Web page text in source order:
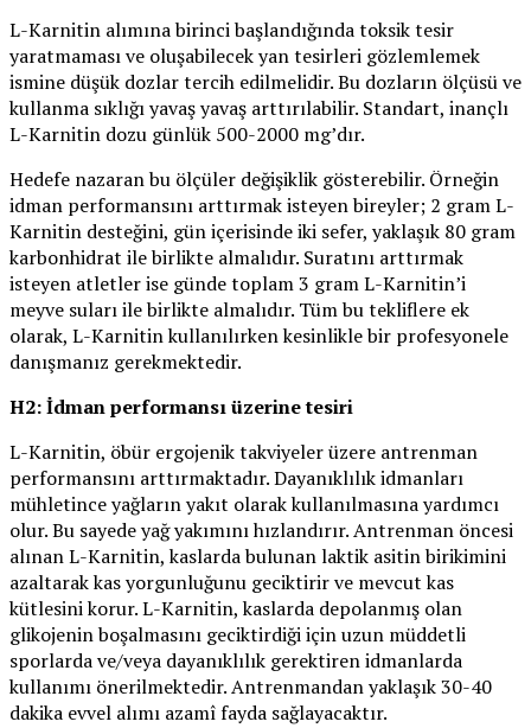
L-Karnitin alımına birinci başlandığında toksik tesir
yaratmaması ve oluşabilecek yan tesirleri gözlemlemek
ismine düşük dozlar tercih edilmelidir. Bu dozların ölçüsü ve
kullanma sıklığı yavaş yavaş arttırılabilir. Standart, inançlı
L-Karnitin dozu günlük 500-2000 mg’dır.
Hedefe nazaran bu ölçüler değişiklik gösterebilir. Örneğin
idman performansını arttırmak isteyen bireyler; 2 gram L-
Karnitin desteğini, gün içerisinde iki sefer, yaklaşık 80 gram
karbonhidrat ile birlikte almalıdır. Suratını arttırmak
isteyen atletler ise günde toplam 3 gram L-Karnitin’i
meyve suları ile birlikte almalıdır. Tüm bu tekliflere ek
olarak, L-Karnitin kullanılırken kesinlikle bir profesyonele
danışmanız gerekmektedir.
H2: İdman performansı üzerine tesiri
L-Karnitin, öbür ergojenik takviyeler üzere antrenman
performansını arttırmaktadır. Dayanıklılık idmanları
mühletince yağların yakıt olarak kullanılmasına yardımcı
olur. Bu sayede yağ yakımını hızlandırır. Antrenman öncesi
alınan L-Karnitin, kaslarda bulunan laktik asitin birikimini
azaltarak kas yorgunluğunu geciktirir ve mevcut kas
kütlesini korur. L-Karnitin, kaslarda depolanmış olan
glikojenin boşalmasını geciktirdiği için uzun müddetli
sporlarda ve/veya dayanıklılık gerektiren idmanlarda
kullanımı önerilmektedir. Antrenmandan yaklaşık 30-40
dakika evvel alımı azamî fayda sağlayacaktır.